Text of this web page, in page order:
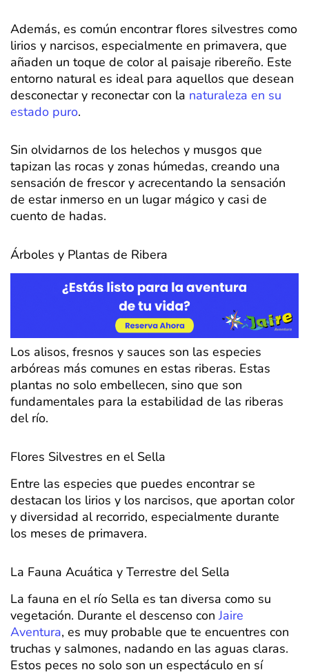
Además, es común encontrar flores silvestres como
lirios y narcisos, especialmente en primavera, que
añaden un toque de color al paisaje ribereño. Este
entorno natural es ideal para aquellos que desean
desconectar y reconectar con la naturaleza en su
estado puro.
Sin olvidarnos de los helechos y musgos que
tapizan las rocas y zonas húmedas, creando una
sensación de frescor y acrecentando la sensación
de estar inmerso en un lugar mágico y casi de
cuento de hadas.
Árboles y Plantas de Ribera
Los alisos, fresnos y sauces son las especies
arbóreas más comunes en estas riberas. Estas
plantas no solo embellecen, sino que son
fundamentales para la estabilidad de las riberas
del río.
Flores Silvestres en el Sella
Entre las especies que puedes encontrar se
destacan los lirios y los narcisos, que aportan color
y diversidad al recorrido, especialmente durante
los meses de primavera.
La Fauna Acuática y Terrestre del Sella
La fauna en el río Sella es tan diversa como su
vegetación. Durante el descenso conJaire
Aventura, es muy probable que te encuentres con
truchas y salmones, nadando en las aguas claras.
Estos peces no solo son un espectáculo en sí